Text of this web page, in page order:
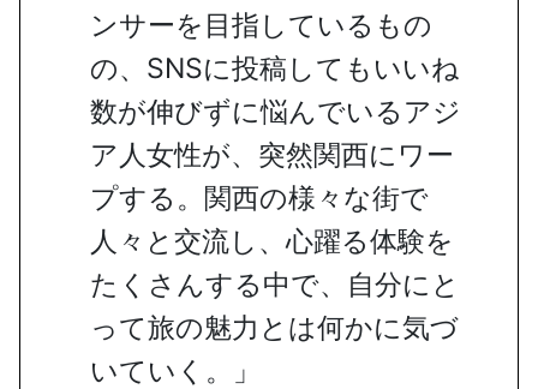
ンサーを目指しているもの
の、SNSに投稿してもいいね
数が伸びずに悩んでいるアジ
ア人女性が、突然関西にワー
プする。関西の様々な街で
人々と交流し、心躍る体験を
たくさんする中で、自分にと
って旅の魅力とは何かに気づ
いていく。」